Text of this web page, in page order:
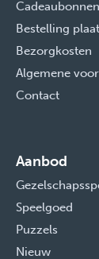
Cadeaubonnen
Bestelling
Bezorgkosten
Algemene
Contact
Aanbod
Speelgoed
Puzzels
Nieuw